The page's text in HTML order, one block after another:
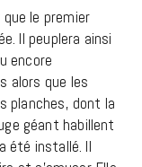
le premier
Il peuplera ainsi
encore
alors que les
planches, dont la
géant habillent
été installé. Il